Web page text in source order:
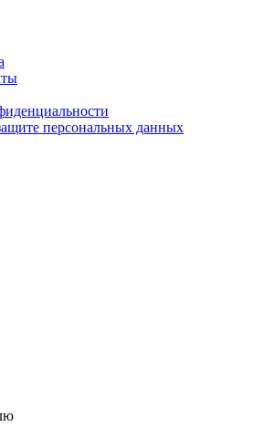
персональных данных